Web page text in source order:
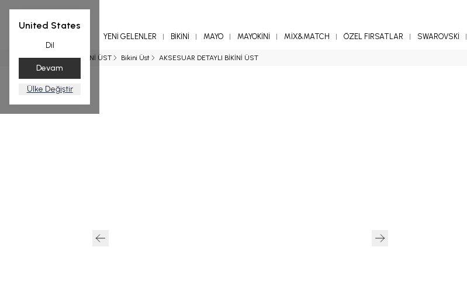
United States
Dil
Devam
Ülke Değiştir
YENİ GELENLER BİKİNİ MAYO MAYOKİNİ MİX&MATCH ÖZEL FIRSATLAR SWAROVSKİ
Ana Sayfa BİKİNİ ÜST Bikini Üst AKSESUAR DETAYLI BİKİNİ ÜST